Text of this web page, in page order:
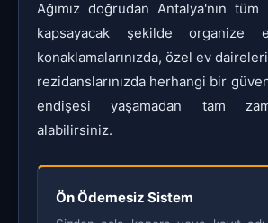
Ağımız doğrudan Antalya'nın
kapsayacak şekilde organize
konaklamalarınızda, özel ev
rezidanslarınızda herhangi bir
endişesi yaşamadan tam
alabilirsiniz.
Ön Ödemesiz Sistem